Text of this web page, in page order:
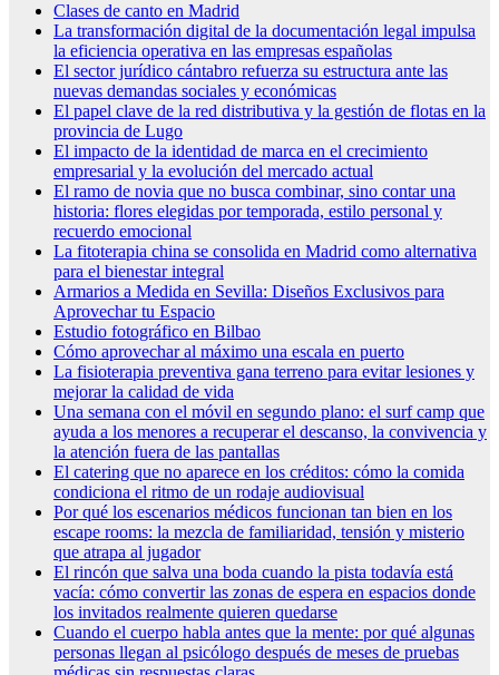
Clases de canto en Madrid
La transformación digital de la documentación legal impulsa
la eficiencia operativa en las empresas españolas
El sector jurídico cántabro refuerza su estructura ante las
nuevas demandas sociales y económicas
El papel clave de la red distributiva y la gestión de flotas en la
provincia de Lugo
El impacto de la identidad de marca en el crecimiento
empresarial y la evolución del mercado actual
El ramo de novia que no busca combinar, sino contar una
historia: flores elegidas por temporada, estilo personal y
recuerdo emocional
La fitoterapia china se consolida en Madrid como alternativa
para el bienestar integral
Armarios a Medida en Sevilla: Diseños Exclusivos para
Aprovechar tu Espacio
Estudio fotográfico en Bilbao
Cómo aprovechar al máximo una escala en puerto
La fisioterapia preventiva gana terreno para evitar lesiones y
mejorar la calidad de vida
Una semana con el móvil en segundo plano: el surf camp que
ayuda a los menores a recuperar el descanso, la convivencia y
la atención fuera de las pantallas
El catering que no aparece en los créditos: cómo la comida
condiciona el ritmo de un rodaje audiovisual
Por qué los escenarios médicos funcionan tan bien en los
escape rooms: la mezcla de familiaridad, tensión y misterio
que atrapa al jugador
El rincón que salva una boda cuando la pista todavía está
vacía: cómo convertir las zonas de espera en espacios donde
los invitados realmente quieren quedarse
Cuando el cuerpo habla antes que la mente: por qué algunas
personas llegan al psicólogo después de meses de pruebas